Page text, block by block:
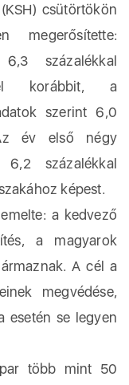
csütörtökön
megerősítette:
százalékkal
korábbit, a
szerint 6,0
év első négy
százalékkal
képest.
a kedvező
a magyarok
A cél a
megvédése,
esetén se legyen
több mint 50